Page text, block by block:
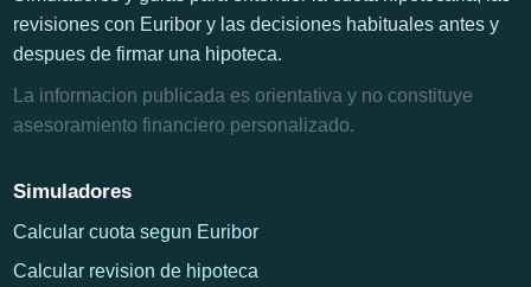
revisiones con Euribor y las decisiones habituales antes y
despues de firmar una hipoteca.
La informacion publicada es orientativa y no constituye
asesoramiento financiero personalizado.
Simuladores
Calcular cuota segun Euribor
Calcular revision de hipoteca